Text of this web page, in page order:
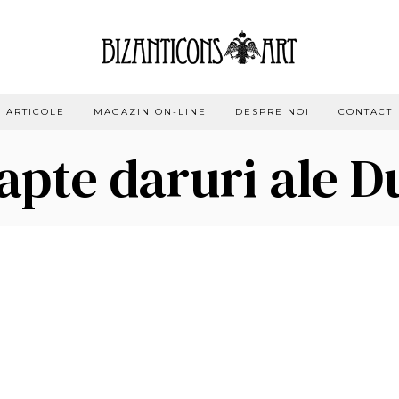
ARTICOLE MAGAZIN ON-LINE DESPRE NOI CONTACT
daruri ale